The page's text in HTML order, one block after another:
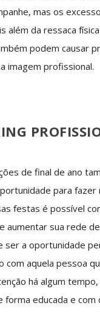
mas os
além da ressaca
podem causar
imagem profissional.
de final de ano
para fazer
festas é possível
aumentar sua rede
ser a oportunidade
com aquela pessoa
há algum
educada e com